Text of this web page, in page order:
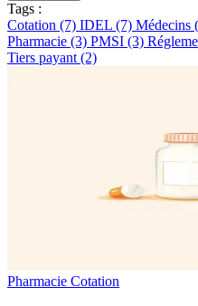
Tags :
Cotation (7) IDEL (7) Médecins
Pharmacie (3) PMSI (3)
Tiers payant (2)
Pharmacie Cotation